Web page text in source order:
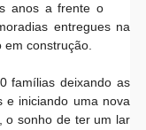
anos a frente o
entregues na
em construção.
famílias deixando as
e iniciando uma nova
o sonho de ter um lar